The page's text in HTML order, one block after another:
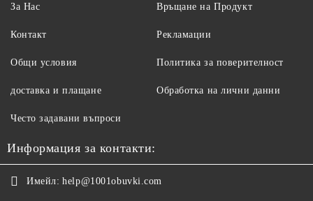
За Нас
Контакт
Общи условия
доставка и плащане
Връщане на Продукт
Рекламации
Политика за поверителност
Обработка на лични данни
Често задавани въпроси
Информация за контакти:
Имейл: help@1001obuvki.com